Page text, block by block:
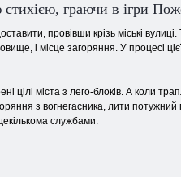
стихією, граючи в ігри
провівши крізь міські
і місце загоряння. У процесі
цілі міста з лего-блоків. А коли
з вогнегасника, лити потужний
службами: